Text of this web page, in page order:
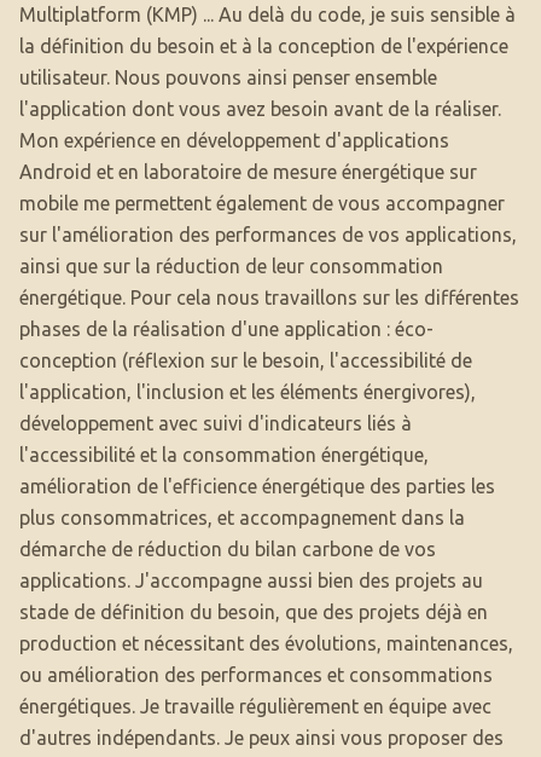
Multiplatform (KMP) ... Au delà du code, je suis sensible à
la définition du besoin et à la conception de l'expérience
utilisateur. Nous pouvons ainsi penser ensemble
l'application dont vous avez besoin avant de la réaliser.
Mon expérience en développement d'applications
Android et en laboratoire de mesure énergétique sur
mobile me permettent également de vous accompagner
sur l'amélioration des performances de vos applications,
ainsi que sur la réduction de leur consommation
énergétique. Pour cela nous travaillons sur les différentes
phases de la réalisation d'une application : éco-
conception (réflexion sur le besoin, l'accessibilité de
l'application, l'inclusion et les éléments énergivores),
développement avec suivi d'indicateurs liés à
l'accessibilité et la consommation énergétique,
amélioration de l'efficience énergétique des parties les
plus consommatrices, et accompagnement dans la
démarche de réduction du bilan carbone de vos
applications. J'accompagne aussi bien des projets au
stade de définition du besoin, que des projets déjà en
production et nécessitant des évolutions, maintenances,
ou amélioration des performances et consommations
énergétiques. Je travaille régulièrement en équipe avec
d'autres indépendants. Je peux ainsi vous proposer des